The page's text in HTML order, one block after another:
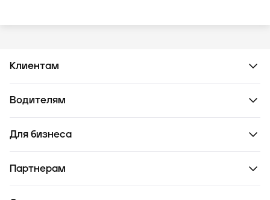
Клиентам
Водителям
Для бизнеса
Партнерам